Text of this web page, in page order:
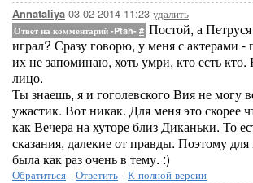
Annataliya 03-02-2014-11:23 удалить
Ответ на комментарий -Ptah- # Постой, а
играл? Сразу говорю, у меня с актерами
их не запоминаю, хоть умри, кто есть
лицо.
Ты знаешь, я и гоголевского Вия не могу
ужастик. Вот никак. Для меня это скорее
как Вечера на хуторе близ Диканьки. То
сказания, далекие от правды. Поэтому для
была как раз очень в тему. :)
Обратиться - Ответить - К полной версии